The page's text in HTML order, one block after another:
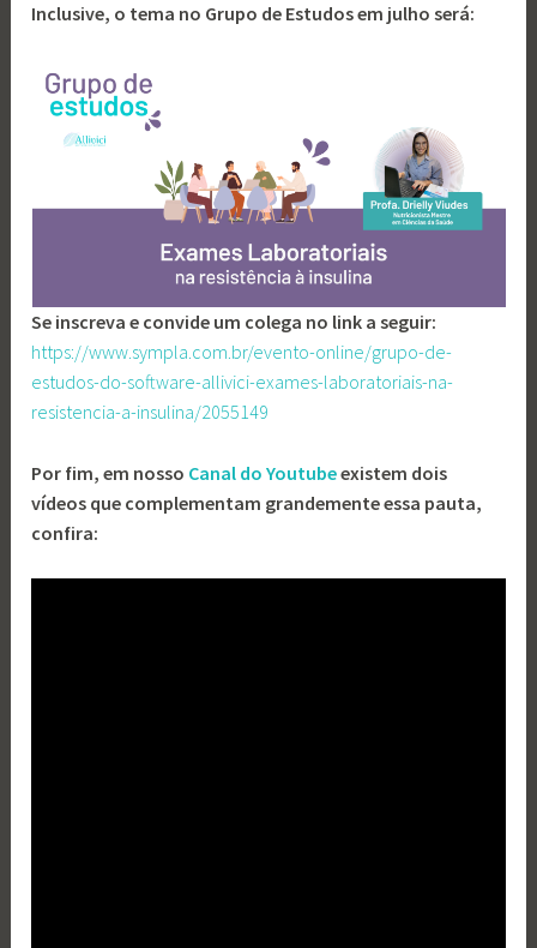
Inclusive, o tema no Grupo de Estudos em julho será:
Se inscreva e convide um colega no link a seguir:
https://www.sympla.com.br/evento-online/grupo-de-
estudos-do-software-allivici-exames-laboratoriais-na-
resistencia-a-insulina/2055149
Por fim, em nosso Canal do Youtubeexistem dois
vídeos que complementam grandemente essa pauta,
confira: